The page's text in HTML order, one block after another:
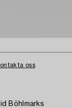
oss
Böhlmarks